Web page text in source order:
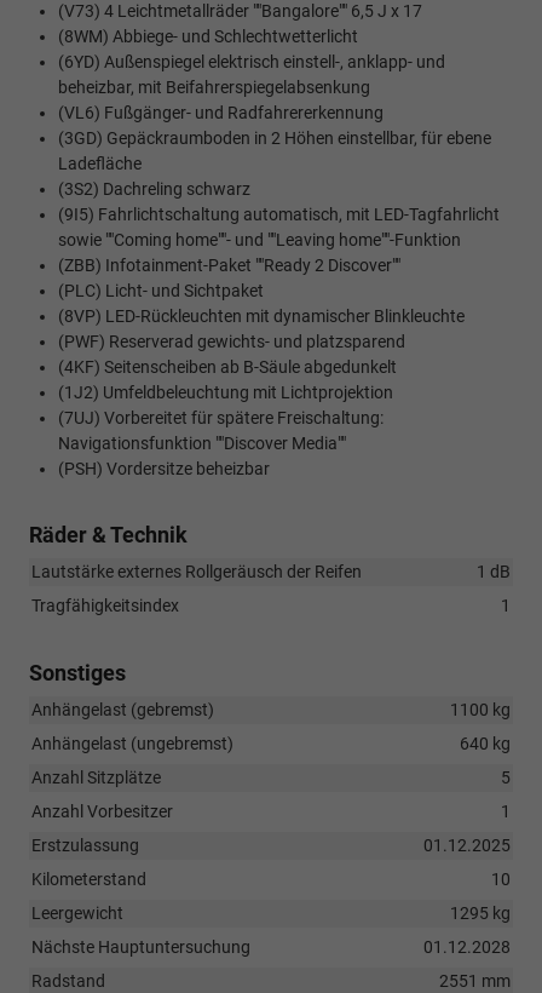
(V73) 4 Leichtmetallräder ""Bangalore"" 6,5 J x 17
(8WM) Abbiege- und Schlechtwetterlicht
(6YD) Außenspiegel elektrisch einstell-, anklapp- und
beheizbar, mit Beifahrerspiegelabsenkung
(VL6) Fußgänger- und Radfahrererkennung
(3GD) Gepäckraumboden in 2 Höhen einstellbar, für ebene
Ladefläche
(3S2) Dachreling schwarz
(9I5) Fahrlichtschaltung automatisch, mit LED-Tagfahrlicht
sowie ""Coming home""- und ""Leaving home""-Funktion
(ZBB) Infotainment-Paket ""Ready 2 Discover""
(PLC) Licht- und Sichtpaket
(8VP) LED-Rückleuchten mit dynamischer Blinkleuchte
(PWF) Reserverad gewichts- und platzsparend
(4KF) Seitenscheiben ab B-Säule abgedunkelt
(1J2) Umfeldbeleuchtung mit Lichtprojektion
(7UJ) Vorbereitet für spätere Freischaltung:
Navigationsfunktion ""Discover Media""
(PSH) Vordersitze beheizbar
Räder & Technik
Lautstärke externes Rollgeräusch der Reifen
1 dB
Tragfähigkeitsindex
1
Sonstiges
Anhängelast (gebremst)
1100 kg
Anhängelast (ungebremst)
640 kg
Anzahl Sitzplätze
5
Anzahl Vorbesitzer
1
Erstzulassung
01.12.2025
Kilometerstand
10
Leergewicht
1295 kg
Nächste Hauptuntersuchung
01.12.2028
Radstand
2551 mm